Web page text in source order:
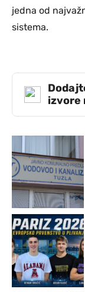
jedna od
sistema.
izvore